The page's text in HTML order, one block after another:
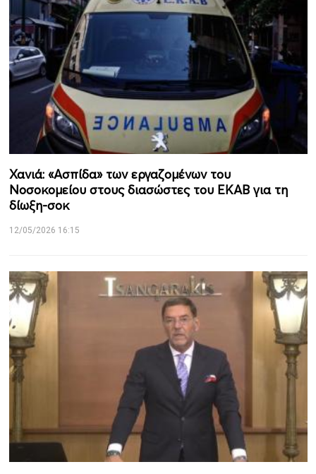
Χανιά: «Ασπίδα» των εργαζομένων του
Νοσοκομείου στους διασώστες του ΕΚΑΒ για τη
δίωξη-σοκ
12/05/2026 16:15